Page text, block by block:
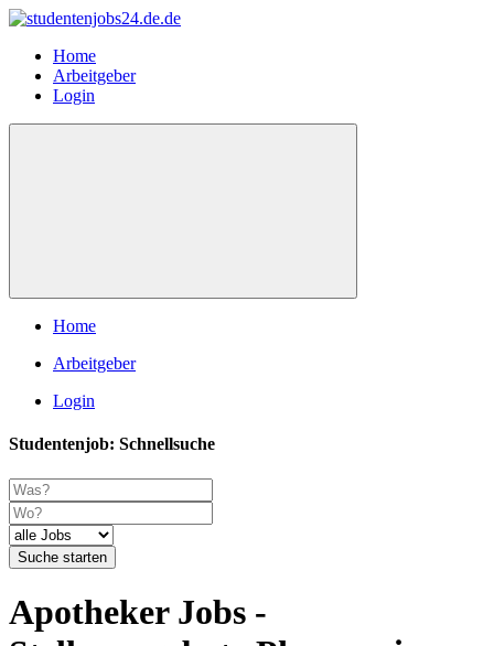
Home
Arbeitgeber
Login
Home
Arbeitgeber
Login
Studentenjob: Schnellsuche
Suche starten
Apotheker Jobs -